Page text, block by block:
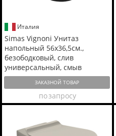
Италия
Simas Vignoni Унитаз
напольный 56х36,5см.,
безободковый, слив
универсальный, смыв
TORNADO (green vertigo),
цвет: черный матовый
ЗАКАЗНОЙ ТОВАР
по запросу